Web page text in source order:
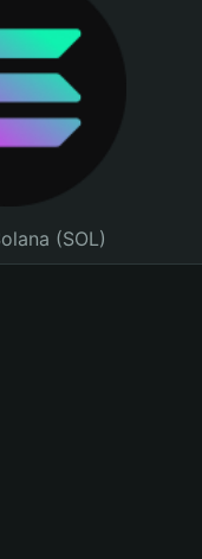
(SOL)